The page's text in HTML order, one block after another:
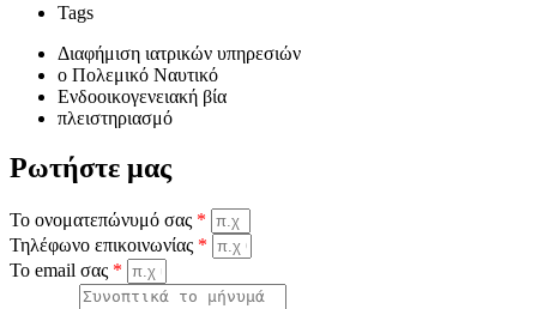
Tags
Διαφήμιση ιατρικών υπηρεσιών
o Πολεμικό Ναυτικό
Ενδοοικογενειακή βία
πλειστηριασμό
Ρωτήστε μας
Το ονοματεπώνυμό σας *
Τηλέφωνο επικοινωνίας *
Το email σας *